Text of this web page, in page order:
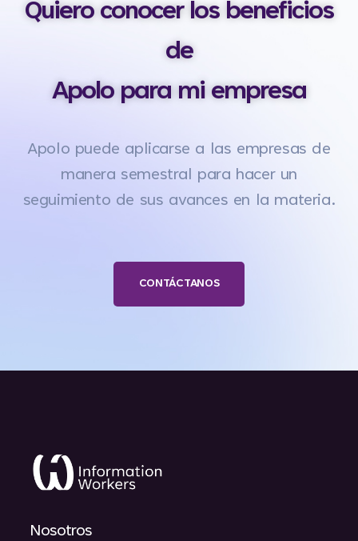
Quiero conocer los beneficios
de
Apolo para mi empresa
Apolo puede aplicarse a las empresas de
manera semestral para hacer un
seguimiento de sus avances en la materia.
CONTÁCTANOS
Nosotros